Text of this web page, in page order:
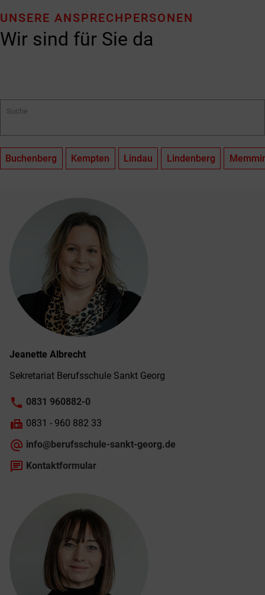
Wir sind für Sie da
UNSERE ANSPRECHPERSONEN
Suche
Buchenberg Kempten Lindau Lindenberg
Jeanette Albrecht
Sekretariat Berufs­schule Sankt Georg
phone 0831 960882-0
fax 0831 - 960 882 33
alternate_email info@berufsschule-sankt-georg.de
chat Kontaktformular